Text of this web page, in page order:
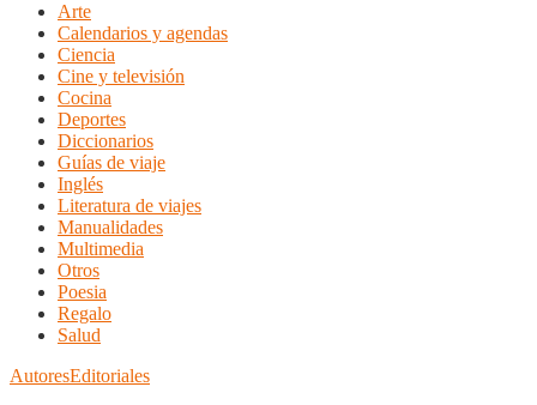
Arte
Calendarios y agendas
Ciencia
Cine y televisión
Cocina
Deportes
Diccionarios
Guías de viaje
Inglés
Literatura de viajes
Manualidades
Multimedia
Otros
Poesia
Regalo
Salud
AutoresEditoriales